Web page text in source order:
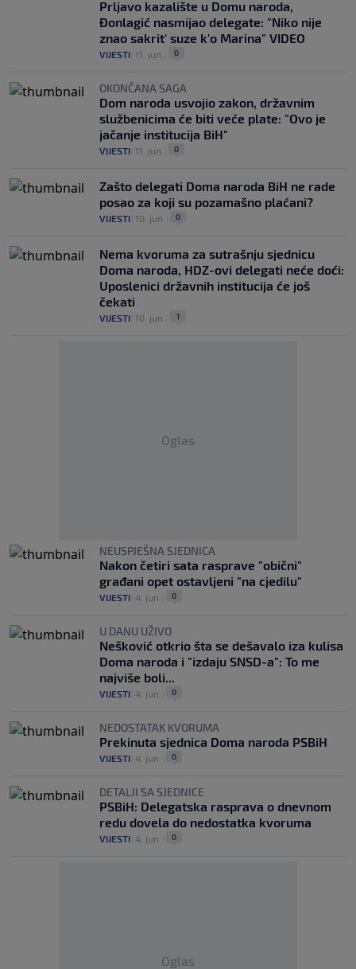
Prljavo kazalište u Domu naroda,
Đonlagić nasmijao delegate: "Niko nije
znao sakrit' suze k'o Marina" VIDEO
VIJESTI 11. jun. 0
OKONČANA SAGA
Dom naroda usvojio zakon, državnim
službenicima će biti veće plate: "Ovo je
jačanje institucija BiH"
VIJESTI 11. jun. 0
Zašto delegati Doma naroda BiH ne rade
posao za koji su pozamašno plaćani?
VIJESTI 10. jun. 0
Nema kvoruma za sutrašnju sjednicu
Doma naroda, HDZ-ovi delegati neće doći:
Uposlenici državnih institucija će još
čekati
VIJESTI 10. jun. 1
Oglas
NEUSPJEŠNA SJEDNICA
Nakon četiri sata rasprave "obični"
građani opet ostavljeni "na cjedilu"
VIJESTI 4. jun. 0
U DANU UŽIVO
Nešković otkrio šta se dešavalo iza kulisa
Doma naroda i "izdaju SNSD-a": To me
najviše boli...
VIJESTI 4. jun. 0
NEDOSTATAK KVORUMA
Prekinuta sjednica Doma naroda PSBiH
VIJESTI 4. jun. 0
DETALJI SA SJEDNICE
PSBiH: Delegatska rasprava o dnevnom
redu dovela do nedostatka kvoruma
VIJESTI 4. jun. 0
Oglas